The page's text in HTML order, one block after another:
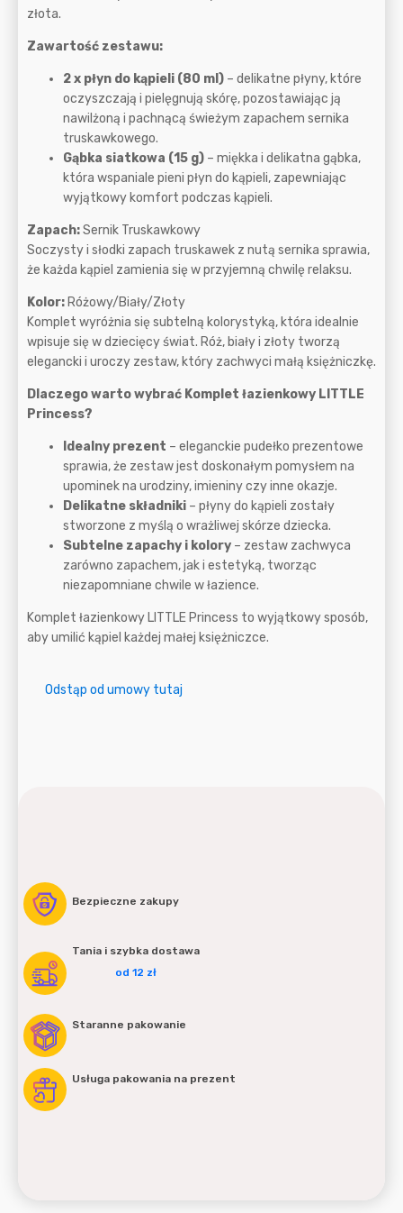
złota.
Zawartość zestawu:
2 x płyn do kąpieli (80 ml) – delikatne płyny, które
oczyszczają i pielęgnują skórę, pozostawiając ją
nawilżoną i pachnącą świeżym zapachem sernika
truskawkowego.
Gąbka siatkowa (15 g) – miękka i delikatna gąbka,
która wspaniale pieni płyn do kąpieli, zapewniając
wyjątkowy komfort podczas kąpieli.
Zapach:Sernik Truskawkowy
Soczysty i słodki zapach truskawek z nutą sernika sprawia,
że każda kąpiel zamienia się w przyjemną chwilę relaksu.
Kolor: Różowy/Biały/Złoty
Komplet wyróżnia się subtelną kolorystyką, która idealnie
wpisuje się w dziecięcy świat. Róż, biały i złoty tworzą
elegancki i uroczy zestaw, który zachwyci małą księżniczkę.
Dlaczego warto wybrać Komplet łazienkowy LITTLE
Princess?
Idealny prezent – eleganckie pudełko prezentowe
sprawia, że zestaw jest doskonałym pomysłem na
upominek na urodziny, imieniny czy inne okazje.
Delikatne składniki – płyny do kąpieli zostały
stworzone z myślą o wrażliwej skórze dziecka.
Subtelne zapachy i kolory – zestaw zachwyca
zarówno zapachem, jak i estetyką, tworząc
niezapomniane chwile w łazience.
Komplet łazienkowy LITTLE Princess to wyjątkowy sposób,
aby umilić kąpiel każdej małej księżniczce.
Odstąp od umowy tutaj
Bezpieczne zakupy
Tania i szybka dostawa
od 12 zł
Staranne pakowanie
Usługa pakowania na prezent